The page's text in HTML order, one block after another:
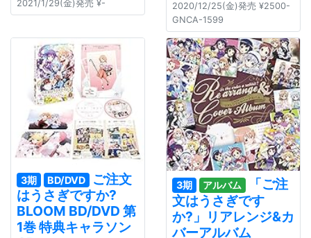
2021/1/29(金)発売 ¥-
2020/12/25(金)発売 ¥2500-
GNCA-1599
3期 BD/DVD
ご注文
はうさぎですか?
BLOOM BD/DVD 第
1巻 特典キャラソン
3期 アルバム
「ご注
文はうさぎです
か?」リアレンジ&カ
バーアルバム